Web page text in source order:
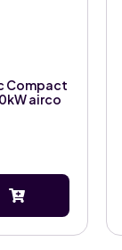
Compact
airco